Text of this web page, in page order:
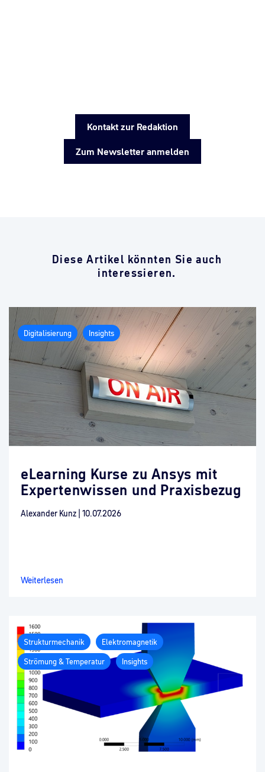
Kontakt zur Redaktion
Zum Newsletter anmelden
Diese Artikel könnten Sie auch
interessieren.
Digitalisierung Insights
eLearning Kurse zu Ansys mit
Expertenwissen und Praxisbezug
Alexander Kunz | 10.07.2026
Weiterlesen
Strukturmechanik
Elektromagnetik
Strömung & Temperatur
Insights